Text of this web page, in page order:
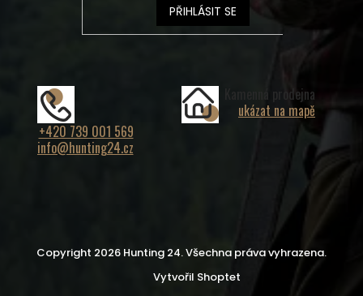
PŘIHLÁSIT SE
+420 739 001 569
info@hunting24.cz
Kamenná prodejna
ukázat na mapě
Vytvořil Shoptet
Copyright 2026 Hunting 24. Všechna práva vyhrazena.